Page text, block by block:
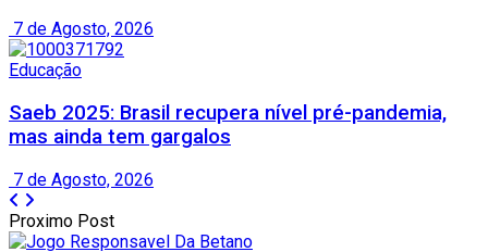
7 de Agosto, 2026
Educação
Saeb 2025: Brasil recupera nível pré-pandemia,
mas ainda tem gargalos
7 de Agosto, 2026
Proximo Post